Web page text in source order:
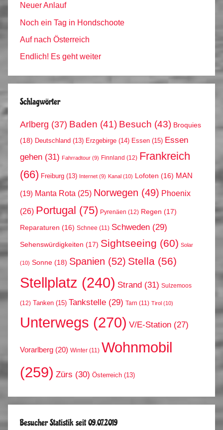
Neuer Anlauf
Noch ein Tag in Hondschoote
Auf nach Österreich
Endlich! Es geht weiter
Schlagwörter
Arlberg (37) Baden (41) Besuch (43) Broquies
(18) Deutschland (13) Erzgebirge (14) Essen (15) Essen
gehen (31) Fahrradtour (9) Finnland (12) Frankreich
(66) Freiburg (13) Internet (9) Kanal (10) Lofoten (16) MAN
(19) Manta Rota (25) Norwegen (49) Phoenix
(26) Portugal (75) Pyrenäen (12) Regen (17)
Reparaturen (16) Schnee (11) Schweden (29)
Sehenswürdigkeiten (17) Sightseeing (60) Solar
(10) Sonne (18) Spanien (52) Stella (56)
Stellplatz (240) Strand (31) Sulzemoos
(12) Tanken (15) Tankstelle (29) Tarn (11) Tirol (10)
Unterwegs (270) V/E-Station (27)
Vorarlberg (20) Winter (11) Wohnmobil
(259) Zürs (30) Österreich (13)
Besucher Statistik seit 09.07.2019